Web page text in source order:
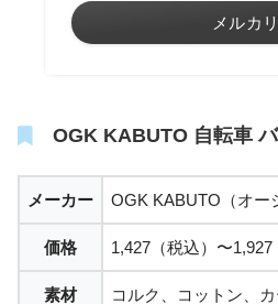
メルカリ
OGK KABUTO 自転車
メーカー OGK KABUTO（オー
価格 1,427（税込）〜1,927
素材 コルク、コットン、